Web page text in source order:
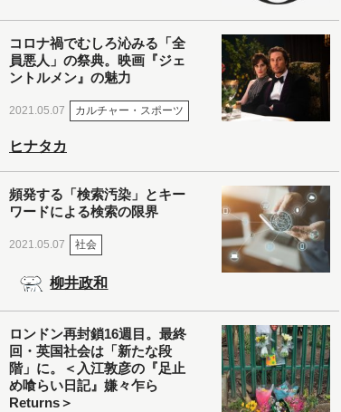
コロナ禍でむしろ沁みる「全
員悪人」の祭典。映画『ジェ
ントルメン』の魅力
2021.05.07 カルチャー・スポーツ
ヒナタカ
頻発する「検索汚染」とキー
ワードによる検索の限界
2021.05.07 社会
柳井政和
ロンドン再封鎖16週目。最終
回・英国社会は「新たな段
階」に。＜入江敦彦の『足止
め喰らい日記』嫌々乍ら
Returns＞